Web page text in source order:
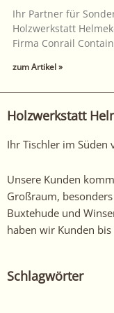
Ihr Partner für
Holzwerkstatt
Firma Conrail
zum Artikel »
Holzwerkstatt
Ihr Tischler im Süden
Unsere Kunden
Großraum,
Buxtehude und
haben wir Kunden
Schlagwörter